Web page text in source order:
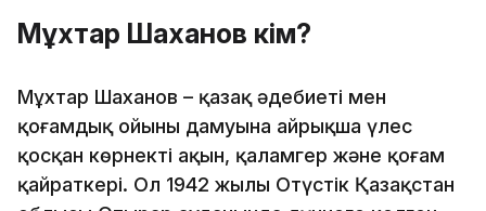
Мұхтар Шаханов кім?
Мұхтар Шаханов – қазақ әдебиеті мен
қоғамдық ойының дамуына айрықша үлес
қосқан көрнекті ақын, қаламгер және қоғам
қайраткері. Ол 1942 жылы Оңтүстік Қазақстан